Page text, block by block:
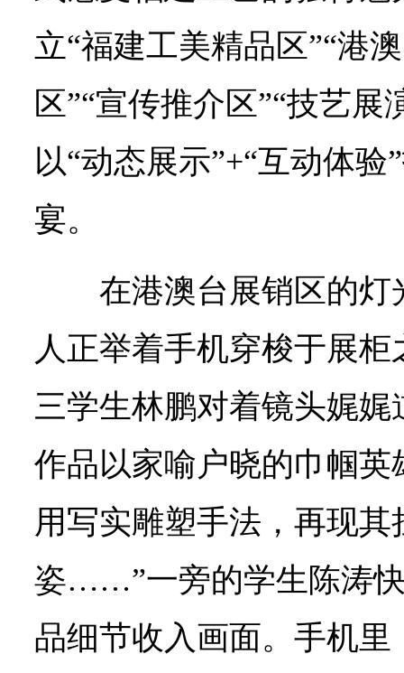
立“福建工美精品区”“港
区”“宣传推介区”“技艺
以“动态展示”+“互动体
宴。
在港澳台展销区的
人正举着手机穿梭于展
三学生林鹏对着镜头娓娓
作品以家喻户晓的巾帼
用写实雕塑手法，再现其
姿……”一旁的学生陈涛
品细节收入画面。手机